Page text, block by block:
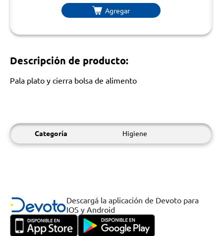
Agregar
Descripción de producto:
Pala plato y cierra bolsa de alimento
Categoría Higiene
Descargá la aplicación de Devoto para
IOS y Android